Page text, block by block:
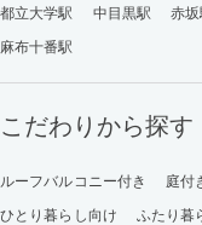
都立大学駅
中目黒駅 赤坂
麻布十番駅
こだわりから探す
ルーフバルコニー付き 庭付
ひとり暮らし向け
ふたり暮